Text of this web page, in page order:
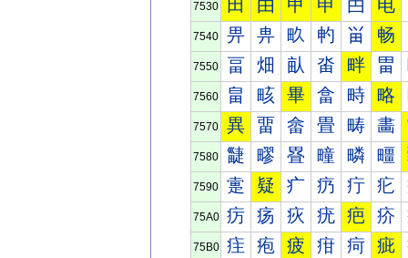
7530 田 由 甲 申 甴 电
7540 畀 畁 畂 畃 畄 畅
7550 畐 畑 畒 畓 畔 畕
7560 畠 畡 畢 畣 畤 略
7570 異 畱 畲 畳 畴 畵
7580 疀 疁 疂 疃 疄 疅
7590 疐 疑 疒 疓 疔 疕
75A0 疠 疡 疢 疣 疤 疥
75B0 疰 疱 疲 疳 疴 疵